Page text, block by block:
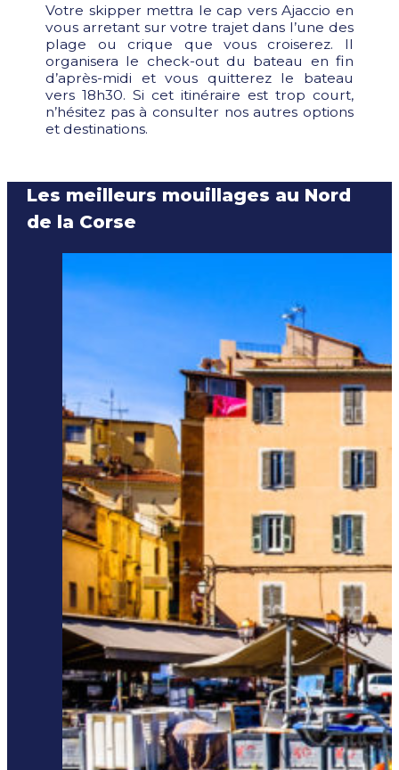
Votre skipper mettra le cap vers Ajaccio en
vous arretant sur votre trajet dans l’une des
plage ou crique que vous croiserez. Il
organisera le check-out du bateau en fin
d’après-midi et vous quitterez le bateau
vers 18h30. Si cet itinéraire est trop court,
n’hésitez pas à consulter nos autres options
et destinations.
Les meilleurs mouillages au Nord
de la Corse